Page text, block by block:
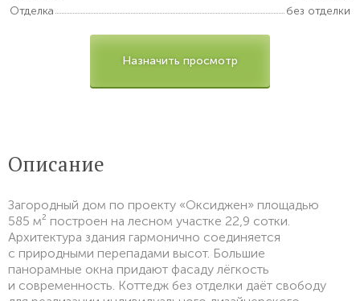
Отделка
без отделки
Назначить просмотр
Описание
Загородный дом по проекту «Оксиджен» площадью
585 м² построен на лесном участке 22,9 сотки.
Архитектура здания гармонично соединяется
с природными перепадами высот. Большие
панорамные окна придают фасаду лёгкость
и современность. Коттедж без отделки даёт свободу